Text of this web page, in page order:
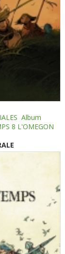
Album
8 L'OMEGON